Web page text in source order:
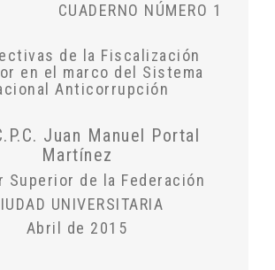
CUADERNO NÚMERO 1
de la Fiscalización
en el marco del Sistema
Anticorrupción
Juan Manuel Portal
Martínez
Superior de la Federación
UNIVERSITARIA
Abril de 2015